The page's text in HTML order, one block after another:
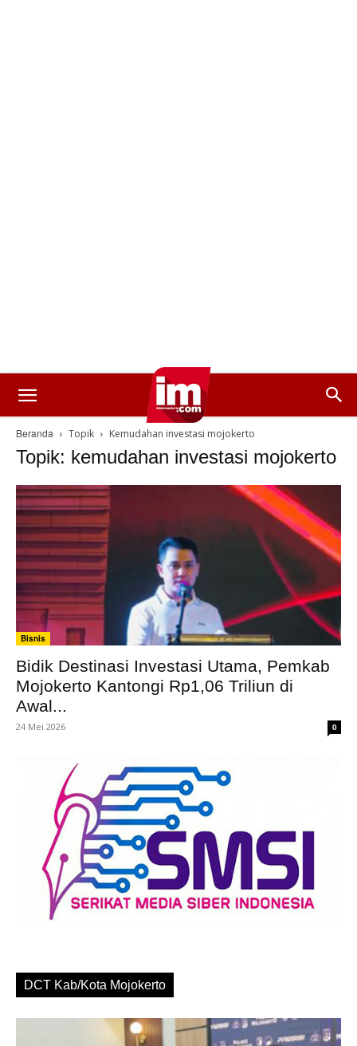
Beranda Topik Kemudahan investasi mojokerto
Topik: kemudahan investasi mojokerto
Bisnis
Bidik Destinasi Investasi Utama, Pemkab
Mojokerto Kantongi Rp1,06 Triliun di
Awal...
24 Mei 2026 0
DCT Kab/Kota Mojokerto